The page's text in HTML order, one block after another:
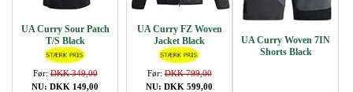
UA Curry Sour Patch
T/S Black
Før:DKK 349,00
NU: DKK 149,00
UA Curry FZ Woven
Jacket Black
Før:DKK 799,00
NU: DKK 599,00
UA Curry Woven 7IN
Shorts Black